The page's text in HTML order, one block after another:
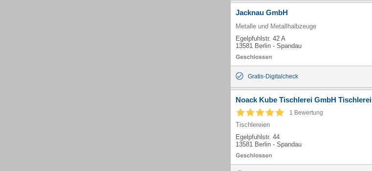
Jacknau GmbH
Metalle und Metallhalbzeuge
Egelpfuhlstr. 42 A
13581 Berlin - Spandau
Gratis-Digitalcheck
Noack Kube Tischlerei GmbH Tischlerei
1 Bewertung
Tischlereien
Egelpfuhlstr. 44
13581 Berlin - Spandau